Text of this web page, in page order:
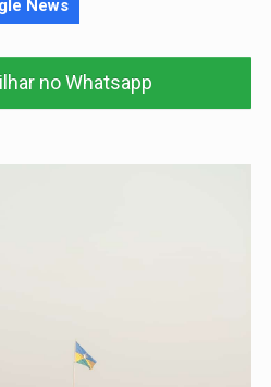
News
no Whatsapp